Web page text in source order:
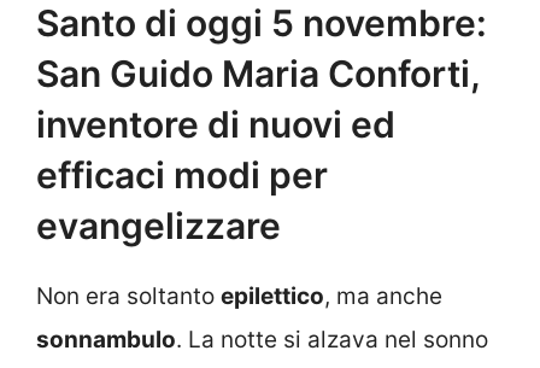
Santo di oggi 5 novembre:
San Guido Maria Conforti,
inventore di nuovi ed
efficaci modi per
evangelizzare
Non era soltanto epilettico, ma anche
sonnambulo. La notte si alzava nel sonno